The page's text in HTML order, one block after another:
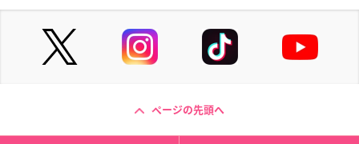
土屋：井上和彦
木村：梅原裕一郎
海原：竹内良太
ページの先頭へ